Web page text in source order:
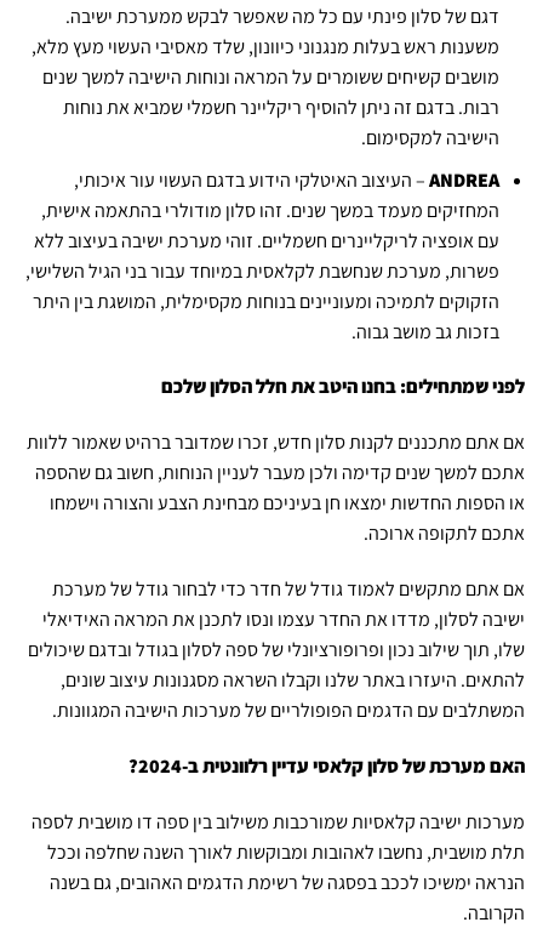
דגם של סלון פינתי עם כל מה שאפשר לבקש ממערכת ישיבה.
משענות ראש בעלות מנגנוני כיוונון, שלד מאסיבי העשוי מעץ מלא,
מושבים קשיחים ששומרים על המראה ונוחות הישיבה למשך שנים
רבות. בדגם זה ניתן להוסיף ריקליינר חשמלי שמביא את נוחות
הישיבה למקסימום.
ANDREA – העיצוב האיטלקי הידוע בדגם העשוי עור איכותי,
המחזיקים מעמד במשך שנים. זהו סלון מודולרי בהתאמה אישית,
עם אופציה לריקליינרים חשמליים. זוהי מערכת ישיבה בעיצוב ללא
פשרות, מערכת שנחשבת לקלאסית במיוחד עבור בני הגיל השלישי,
הזקוקים לתמיכה ומעוניינים בנוחות מקסימלית, המושגת בין היתר
בזכות גב מושב גבוה.
לפני שמתחילים: בחנו היטב את חלל הסלון שלכם
אם אתם מתכננים לקנות סלון חדש, זכרו שמדובר ברהיט שאמור ללוות
אתכם למשך שנים קדימה ולכן מעבר לעניין הנוחות, חשוב גם שהספה
או הספות החדשות ימצאו חן בעיניכם מבחינת הצבע והצורה וישמחו
אתכם לתקופה ארוכה.
אם אתם מתקשים לאמוד גודל של חדר כדי לבחור גודל של מערכת
ישיבה לסלון, מדדו את החדר עצמו ונסו לתכנן את המראה האידיאלי
שלו, תוך שילוב נכון ופרופורציונלי של ספה לסלון בגודל ובדגם שיכולים
להתאים. היעזרו באתר שלנו וקבלו השראה מסגנונות עיצוב שונים,
המשתלבים עם הדגמים הפופולריים של מערכות הישיבה המגוונות.
האם מערכת של סלון קלאסי עדיין רלוונטית ב-2024?
מערכות ישיבה קלאסיות שמורכבות משילוב בין ספה דו מושבית לספה
תלת מושבית, נחשבו לאהובות ומבוקשות לאורך השנה שחלפה וככל
הנראה ימשיכו לככב בפסגה של רשימת הדגמים האהובים, גם בשנה
הקרובה.